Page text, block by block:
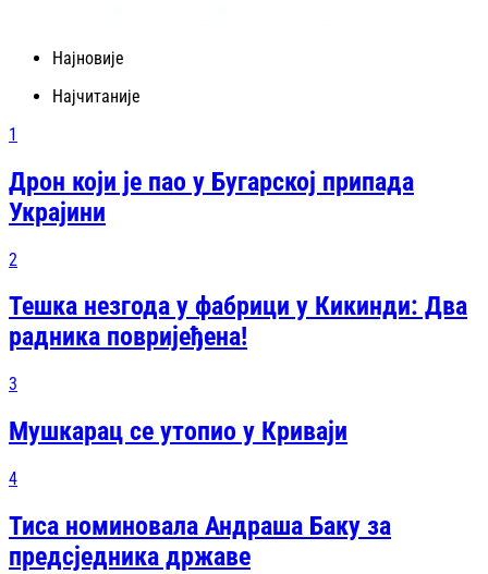
Најновије
Најчитаније
1
Дрон који је пао у Бугарској припада
Украјини
2
Тешка незгода у фабрици у Кикинди: Два
радника повријеђена!
3
Мушкарац се утопио у Криваји
4
Тиса номиновала Андраша Баку за
предсједника државе